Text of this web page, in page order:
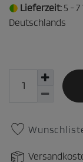
Lieferzeit: 5 -
Deutschlands